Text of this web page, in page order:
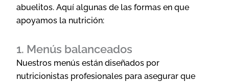
abuelitos. Aquí algunas de las formas en que
apoyamos la nutrición:
1. Menús balanceados
Nuestros menús están diseñados por
nutricionistas profesionales para asegurar que